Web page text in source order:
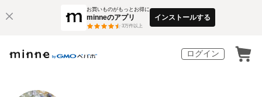
お買いものがもっとお得に
minneのアプリ
3万件以上
インストールする
ログイン